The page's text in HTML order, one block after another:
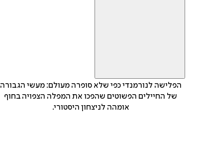
הפלישה לנורמנדי כפי שלא סופרה מעולם: מעשי הגבורה
של החיילים הפשוטים שהפכו את המפלה הצפויה בחוף
אומהה לניצחון היסטורי.